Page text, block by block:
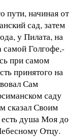
пути, начиная от
сад, затем
у Пилата, на
самой Голгофе,-
при самом
принятого на
Сам
саду
сказал Своим
душа Моя до
Отцу.